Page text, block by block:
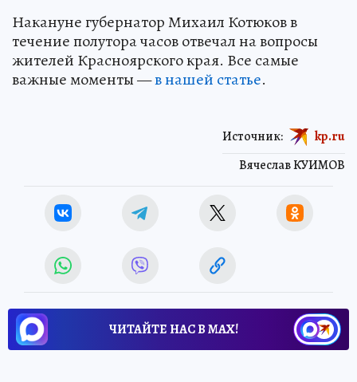
Накануне губернатор Михаил Котюков в
течение полутора часов отвечал на вопросы
жителей Красноярского края. Все самые
важные моменты —в нашей статье.
Вячеслав КУИМОВ
Источник: kp.ru
ЧИТАЙТЕ НАС В МАХ!